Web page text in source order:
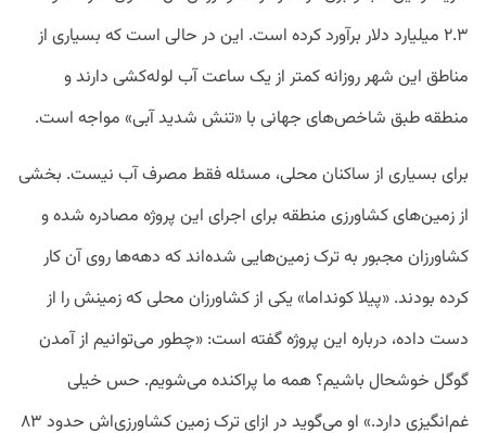
۲.۳ میلیارد دلار برآورد کرده است. این در حالی است که بسیاری از
مناطق این شهر روزانه کمتر از یک ساعت آب لوله‌کشی دارند و
منطقه طبق شاخص‌های جهانی با «تنش شدید آبی» مواجه است.
برای بسیاری از ساکنان محلی، مسئله فقط مصرف آب نیست. بخشی
از زمین‌های کشاورزی منطقه برای اجرای این پروژه مصادره شده و
کشاورزان مجبور به ترک زمین‌هایی شده‌اند که دهه‌ها روی آن کار
کرده بودند. «پیلا کونداما» یکی از کشاورزان محلی که زمینش را از
دست داده، درباره این پروژه گفته است: «چطور می‌توانیم از آمدن
گوگل خوشحال باشیم؟ همه ما پراکنده می‌شویم. حس خیلی
غم‌انگیزی دارد.» او می‌گوید در ازای ترک زمین کشاورزی‌اش حدود ۸۳